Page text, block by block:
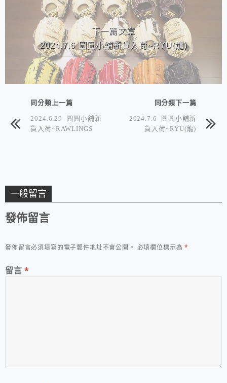
下一篇文章
2024.7.6 圓圓小舖新貨入荷~RYU(龍)
同分類上一篇
2024.6.29 圓圓小舖新
貨入荷~RAWLINGS
同分類下一篇
2024.7.6 圓圓小舖新
貨入荷~RYU(龍)
一般留言
發佈留言
發佈留言必須填寫的電子郵件地址不會公開。 必填欄位標示為*
留言 *